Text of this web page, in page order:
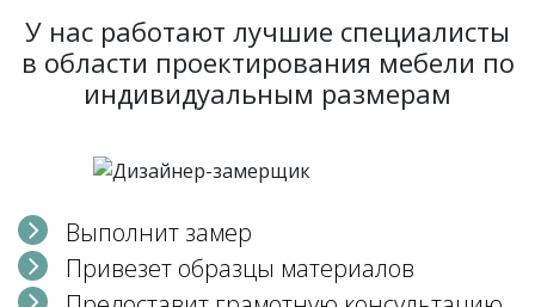
У нас работают лучшие специалисты
в области проектирования мебели по
индивидуальным размерам
Выполнит замер
Привезет образцы материалов